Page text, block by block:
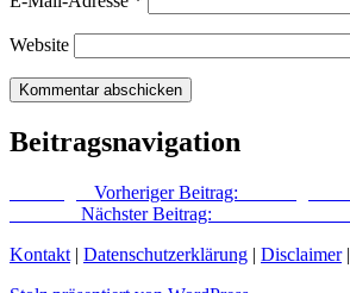
Website
Beitragsnavigation
Vorheriger Beitrag:
Nächster Beitrag:
Kontakt | Datenschutzerklärung | Disclaimer|